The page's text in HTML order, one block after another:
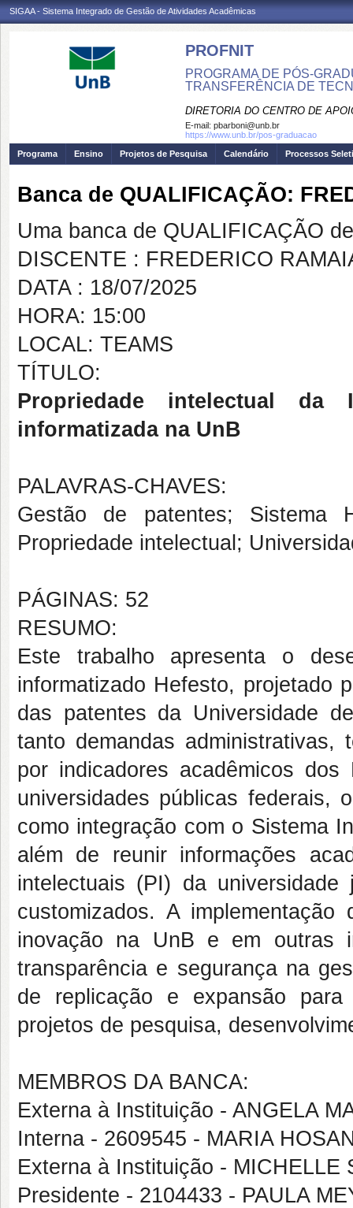
SIGAA - Sistema Integrado de Gestão de Atividades Acadêmicas
PROFNIT
PROGRAMA DE PÓS-
TRANSFERÊNCIA DE
DIRETORIA DO CENTRO DE
E-mail: pbarboni@unb.br
https://www.unb.br/pos-graduacao
Programa
Ensino Projetos de Pesquisa Calendário Processos
Banca de QUALIFICAÇÃO:
Uma banca de QUALIFICAÇÃO
DISCENTE : FREDERICO
DATA : 18/07/2025
HORA: 15:00
LOCAL: TEAMS
TÍTULO:
Propriedade intelectual
informatizada na UnB
PALAVRAS-CHAVES:
Gestão de patentes; Sistema
Propriedade intelectual;
PÁGINAS: 52
RESUMO:
Este trabalho apresenta o
informatizado Hefesto, projetado
das patentes da Universidade
tanto demandas administrativas,
por indicadores acadêmicos
universidades públicas federais,
como integração com o Sistema
além de reunir informações
intelectuais (PI) da
customizados. A
inovação na UnB e em outras
transparência e segurança na
de replicação e expansão
projetos de pesquisa,
MEMBROS DA BANCA:
Externa à Instituição - ANGELA
Interna - 2609545 - MARIA
Externa à Instituição - MICHELLE
Presidente - 2104433 - PAULA